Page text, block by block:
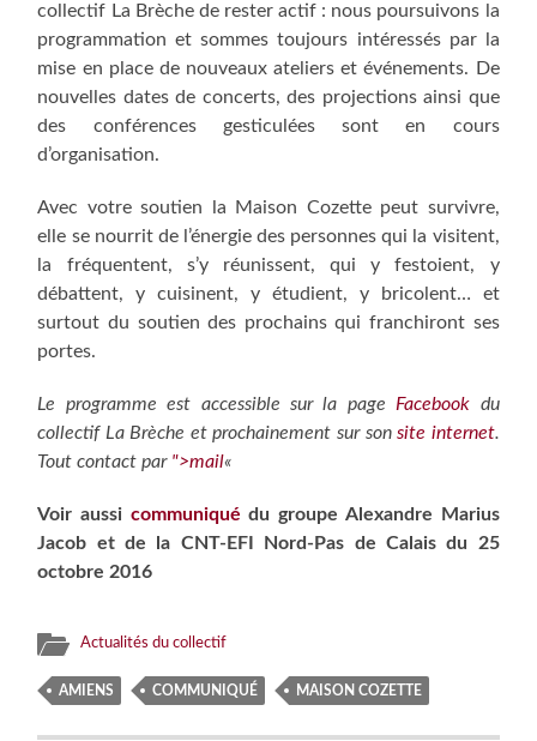
collectif La Brèche de rester actif : nous poursuivons la
programmation et sommes toujours intéressés par la
mise en place de nouveaux ateliers et événements. De
nouvelles dates de concerts, des projections ainsi que
des conférences gesticulées sont en cours
d’organisation.
Avec votre soutien la Maison Cozette peut survivre,
elle se nourrit de l’énergie des personnes qui la visitent,
la fréquentent, s’y réunissent, qui y festoient, y
débattent, y cuisinent, y étudient, y bricolent… et
surtout du soutien des prochains qui franchiront ses
portes.
Le programme est accessible sur la page Facebook du
collectif La Brèche et prochainement sur sonsite internet.
Tout contact par ">mail«
Voir aussi communiqué du groupe Alexandre Marius
Jacob et de la CNT-EFI Nord-Pas de Calais du 25
octobre 2016
Actualités du collectif
AMIENS COMMUNIQUÉ MAISON COZETTE